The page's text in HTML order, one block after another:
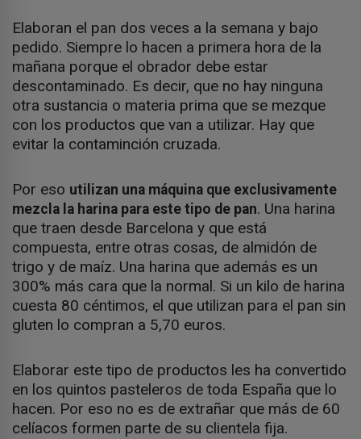
Elaboran el pan dos veces a la semana y bajo
pedido. Siempre lo hacen a primera hora de la
mañana porque el obrador debe estar
descontaminado. Es decir, que no hay ninguna
otra sustancia o materia prima que se mezque
con los productos que van a utilizar. Hay que
evitar la contaminción cruzada.
Por eso utilizan una máquina que exclusivamente
mezcla la harina para este tipo de pan. Una harina
que traen desde Barcelona y que está
compuesta, entre otras cosas, de almidón de
trigo y de maíz. Una harina que además es un
300% más cara que la normal. Si un kilo de harina
cuesta 80 céntimos, el que utilizan para el pan sin
gluten lo compran a 5,70 euros.
Elaborar este tipo de productos les ha convertido
en los quintos pasteleros de toda España que lo
hacen. Por eso no es de extrañar que más de 60
celíacos formen parte de su clientela fija.